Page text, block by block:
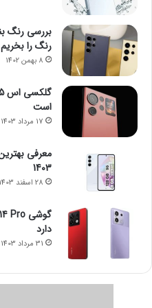
رنگ را بخریم
8 بهمن 1402
است
17 مرداد 1403
1403
28 اسفند 1403
دارد
31 مرداد 1403